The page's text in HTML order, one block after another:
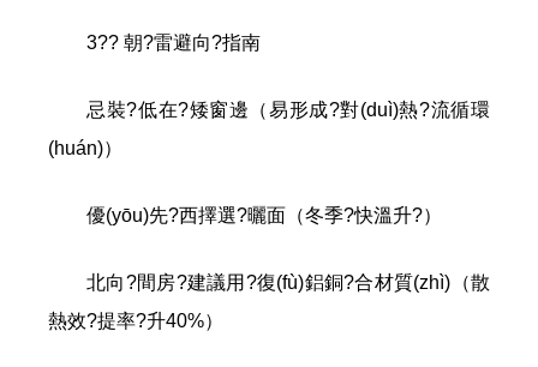
3?? 朝?雷避向?指南
忌裝?低在?矮窗邊（易形成?對(duì)熱?流循環
(huán)）
優(yōu)先?西擇選?曬面（冬季?快溫升?）
北向?間房?建議用?復(fù)鋁銅?合材質(zhì)（散
熱效?提率?升40%）